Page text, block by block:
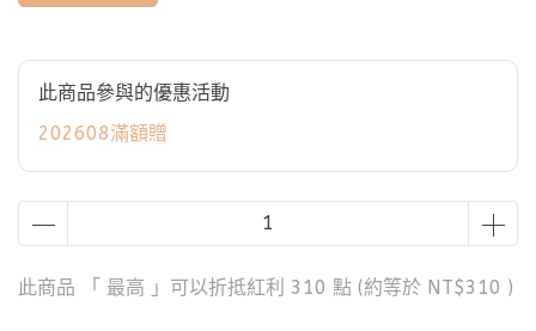
此商品參與的優惠活動
202608滿額贈
此商品 「 最高 」可以折抵紅利 310 點 (約等於 NT$310 )